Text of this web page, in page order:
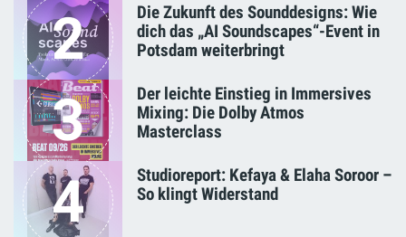
2
Die Zukunft des Sounddesigns: Wie
dich das „AI Soundscapes“-Event in
Potsdam weiterbringt
3
Der leichte Einstieg in Immersives
Mixing: Die Dolby Atmos
Masterclass
4
Studioreport: Kefaya & Elaha Soroor –
So klingt Widerstand